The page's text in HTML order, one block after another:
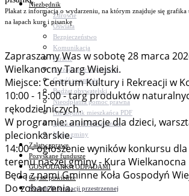
Niezbędnik
Zdrowie
Oświata
Bezpieczeństwo
Komunikacja
Parafie
Zarządzanie kryzysowe
C.ześć w gminie!
Budżet obywatelski
Nieodpłatna pomoc prawna
Niezbędnik mieszkańca PDF
Aplikacja mMieszkaniec
Mapa gminy
Załatw sprawę
Pozyskane fundusze
GOSPODARKA ODPADAMI
Czyste powietrze
System Informacji przestrzennej
Plakat z informacją o wydarzeniu, na którym znajduje się grafika
na łapach kurę i pisankę
Zapraszamy Was w sobotę 28 marca
Wielkanocny Targ Wiejski.
Miejsce: Centrum Kultury i Rekreacji w
10:00 - 15:00 - targ produktów
rękodzielniczych.
W programie: animacje dla dzieci,
plecionkarskie.
14:00 - ogłoszenie wyników konkursu
terenu naszej gminy - Kura Wielkanocna
Będą z nami Gminne Koła Gospodyń
Do zobaczenia.